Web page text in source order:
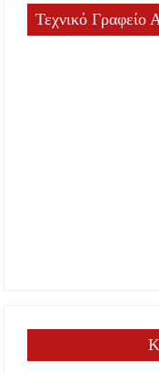
Τεχνικό Γραφείο